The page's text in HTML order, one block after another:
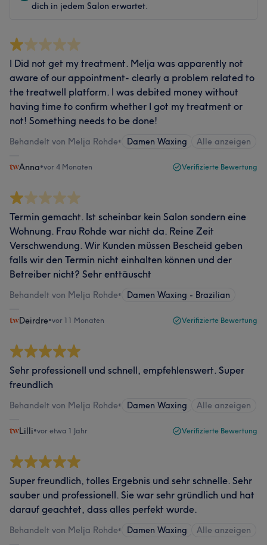
dich in jedem Salon erwartet.
I Did not get my treatment. Melja was apparently not
aware of our appointment- clearly a problem related to
the treatwell platform. I was debited money without
having time to confirm whether I got my treatment or
not! Something needs to be done!
Behandelt von Melja Rohde• Damen Waxing Alle anzeigen
Anna•vor 4 Monaten Verifizierte Bewertung
Termin gemacht. Ist scheinbar kein Salon sondern eine
Wohnung. Frau Rohde war nicht da. Reine Zeit
Verschwendung. Wir Kunden müssen Bescheid geben
falls wir den Termin nicht einhalten können und der
Betreiber nicht? Sehr enttäuscht
Behandelt von Melja Rohde• Damen Waxing - Brazilian
Deirdre•vor 11 Monaten Verifizierte Bewertung
Sehr professionell und schnell, empfehlenswert. Super
freundlich
Behandelt von Melja Rohde• Damen Waxing Alle anzeigen
Lilli•vor etwa 1 Jahr Verifizierte Bewertung
Super freundlich, tolles Ergebnis und sehr schnelle. Sehr
sauber und professionell. Sie war sehr gründlich und hat
darauf geachtet, dass alles perfekt wurde.
Behandelt von Melja Rohde• Damen Waxing Alle anzeigen